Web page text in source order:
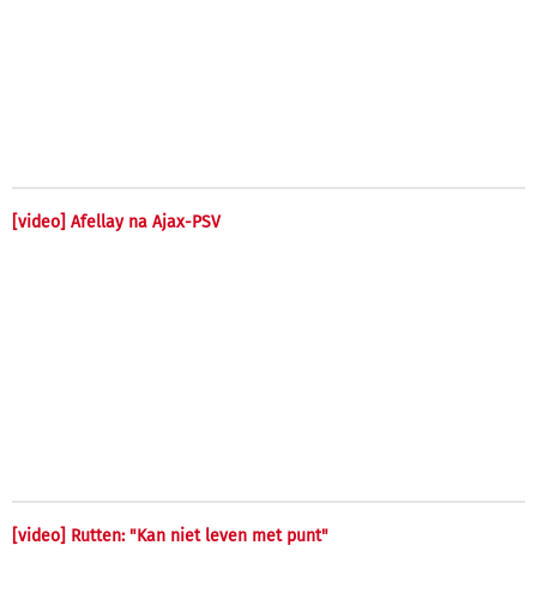
[video] Afellay na Ajax-PSV
[video] Rutten: "Kan niet leven met punt"